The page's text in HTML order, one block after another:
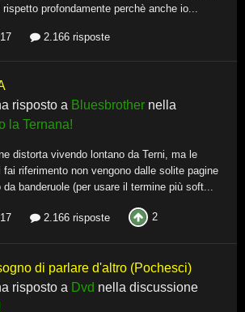
profondamente perchè anche io...
2.166 risposte
risposto a Bluesbrother nella
la Ternana!
distorta vivendo lontano da Terni, ma le
fai riferimento non vengono dalle solite pagine
da banderuole (per usare il termine più soft...
2.166 risposte 2
di parlare d'altro (Pochesci)
risposto a Dvd nella discussione